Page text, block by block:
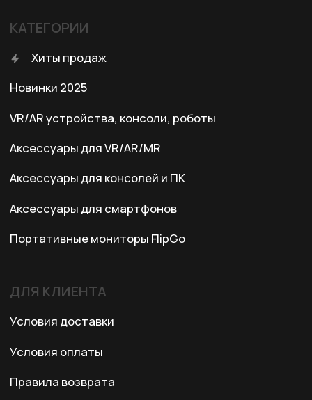
+7 (701) 202-04-00
© 2024 XRTech. All Rights Reserved.
Заказать звонок
КОНТАКТЫ
Договор оферты
Казахстан, Алматы, ул. Карасай
3 этаж, 301 офис
Ежедневно с 10:00 до 19:00